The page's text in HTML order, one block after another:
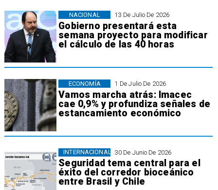
13 De Julio De 2026
Gobierno presentará esta
semana proyecto para modificar
el cálculo de las 40 horas
NACIONAL
1 De Julio De 2026
Vamos marcha atrás: Imacec
cae 0,9% y profundiza señales de
estancamiento económico
ECONOMÍA
30 De Junio De 2026
Seguridad tema central para el
éxito del corredor bioceánico
entre Brasil y Chile
INTERNACIONAL